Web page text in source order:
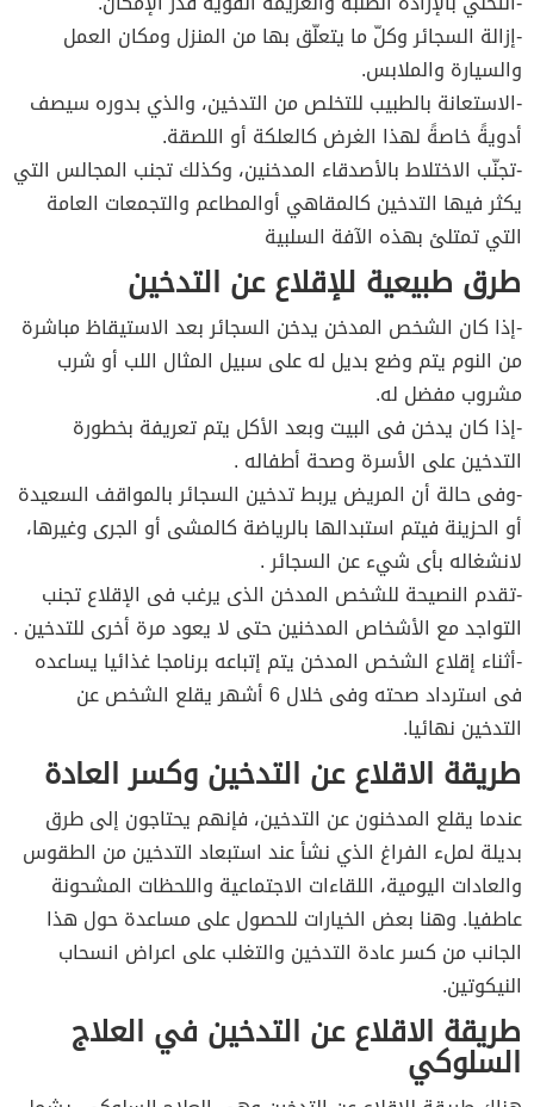
-إزالة السجائر وكلّ ما يتعلّق بها من المنزل ومكان العمل
والسيارة والملابس.
-الاستعانة بالطبيب للتخلص من التدخين، والذي بدوره سيصف
أدويةً خاصةً لهذا الغرض كالعلكة أو اللصقة.
-تجنّب الاختلاط بالأصدقاء المدخنين، وكذلك تجنب المجالس التي
يكثر فيها التدخين كالمقاهي أوالمطاعم والتجمعات العامة
التي تمتلئ بهذه الآفة السلبية
طرق طبيعية للإقلاع عن التدخين
-إذا كان الشخص المدخن يدخن السجائر بعد الاستيقاظ مباشرة
من النوم يتم وضع بديل له على سبيل المثال اللب أو شرب
مشروب مفضل له.
-إذا كان يدخن فى البيت وبعد الأكل يتم تعريفة بخطورة
التدخين على الأسرة وصحة أطفاله .
-وفى حالة أن المريض يربط تدخين السجائر بالمواقف السعيدة
أو الحزينة فيتم استبدالها بالرياضة كالمشى أو الجرى وغيرها،
لانشغاله بأى شيء عن السجائر .
-تقدم النصيحة للشخص المدخن الذى يرغب فى الإقلاع تجنب
التواجد مع الأشخاص المدخنين حتى لا يعود مرة أخرى للتدخين .
-أثناء إقلاع الشخص المدخن يتم إتباعه برنامجا غذائيا يساعده
فى استرداد صحته وفى خلال 6 أشهر يقلع الشخص عن
التدخين نهائيا.
طريقة الاقلاع عن التدخين وكسر العادة
عندما يقلع المدخنون عن التدخين، فإنهم يحتاجون إلى طرق
بديلة لملء الفراغ الذي نشأ عند استبعاد التدخين من الطقوس
والعادات اليومية، اللقاءات الاجتماعية واللحظات المشحونة
عاطفيا. وهنا بعض الخيارات للحصول على مساعدة حول هذا
الجانب من كسر عادة التدخين والتغلب على اعراض انسحاب
النيكوتين.
طريقة الاقلاع عن التدخين في العلاج
السلوكي